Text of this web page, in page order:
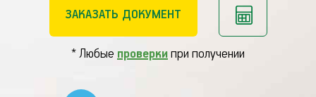
ЗАКАЗАТЬ ДОКУМЕНТ
* Любые проверки при получении